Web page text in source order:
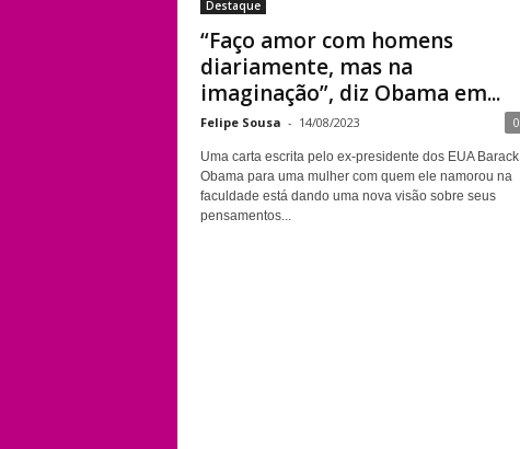
Destaque
“Faço amor com homens
diariamente, mas na
imaginação”, diz Obama em...
Felipe Sousa - 14/08/2023 0
Uma carta escrita pelo ex-presidente dos EUA Barack
Obama para uma mulher com quem ele namorou na
faculdade está dando uma nova visão sobre seus
pensamentos...